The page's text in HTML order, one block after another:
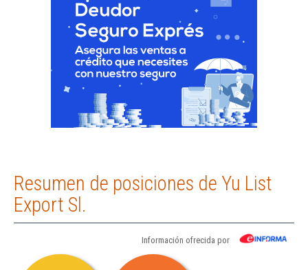
Resumen de posiciones de Yu List
Export Sl.
Información ofrecida por